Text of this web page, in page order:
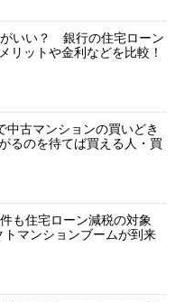
いい？ 銀行の住宅ローン
リットや金利などを比較！
古マンションの買いどき
るのを待てば買える人・買
も住宅ローン減税の対象
マンションブームが到来